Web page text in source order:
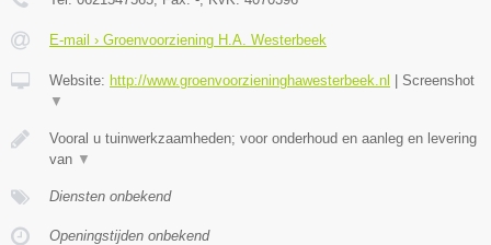
E-mail › Groenvoorziening H.A. Westerbeek
Website: http://www.groenvoorzieninghawesterbeek.nl | Screenshot
▼
Vooral u tuinwerkzaamheden; voor onderhoud en aanleg en levering
van ▼
Diensten onbekend
Openingstijden onbekend